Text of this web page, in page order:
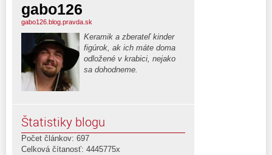
gabo126
gabo126.blog.pravda.sk
Keramik a zberateľ kinder
figúrok, ak ich máte doma
odložené v krabici, nejako
sa dohodneme.
Štatistiky blogu
Počet článkov: 697
Celková čítanosť: 4445775x